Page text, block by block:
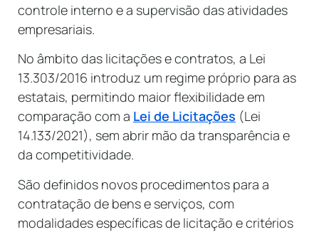
controle interno e a supervisão das atividades
empresariais.
No âmbito das licitações e contratos, a Lei
13.303/2016 introduz um regime próprio para as
estatais, permitindo maior flexibilidade em
comparação com a Lei de Licitações (Lei
14.133/2021), sem abrir mão da transparência e
da competitividade.
São definidos novos procedimentos para a
contratação de bens e serviços, com
modalidades específicas de licitação e critérios